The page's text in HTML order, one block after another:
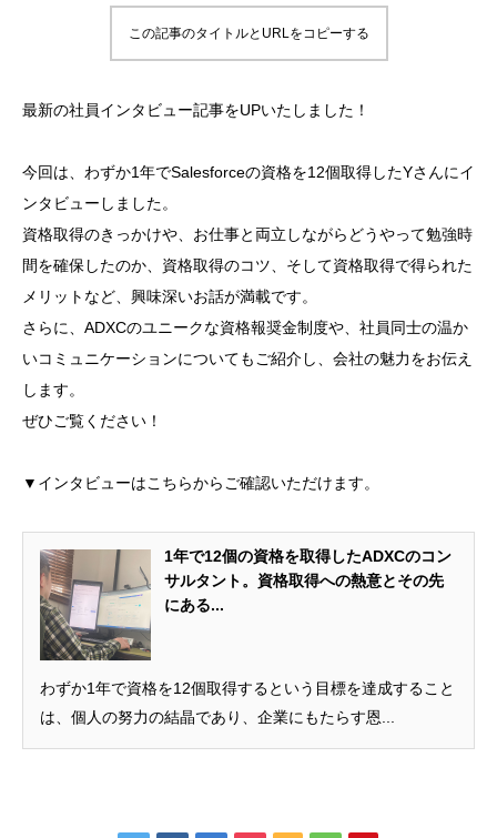
この記事のタイトルとURLをコピーする
最新の社員インタビュー記事をUPいたしました！
今回は、わずか1年でSalesforceの資格を12個取得したYさんにイ
ンタビューしました。
資格取得のきっかけや、お仕事と両立しながらどうやって勉強時
間を確保したのか、資格取得のコツ、そして資格取得で得られた
メリットなど、興味深いお話が満載です。
さらに、ADXCのユニークな資格報奨金制度や、社員同士の温か
いコミュニケーションについてもご紹介し、会社の魅力をお伝え
します。
ぜひご覧ください！
▼インタビューはこちらからご確認いただけます。
1年で12個の資格を取得したADXCのコン
サルタント。資格取得への熱意とその先
にある...
わずか1年で資格を12個取得するという目標を達成すること
は、個人の努力の結晶であり、企業にもたらす恩...